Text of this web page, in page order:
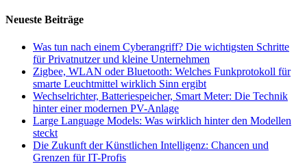
Neueste Beiträge
Was tun nach einem Cyberangriff? Die wichtigsten Schritte
für Privatnutzer und kleine Unternehmen
Zigbee, WLAN oder Bluetooth: Welches Funkprotokoll für
smarte Leuchtmittel wirklich Sinn ergibt
Wechselrichter, Batteriespeicher, Smart Meter: Die Technik
hinter einer modernen PV-Anlage
Large Language Models: Was wirklich hinter den Modellen
steckt
Die Zukunft der Künstlichen Intelligenz: Chancen und
Grenzen für IT-Profis